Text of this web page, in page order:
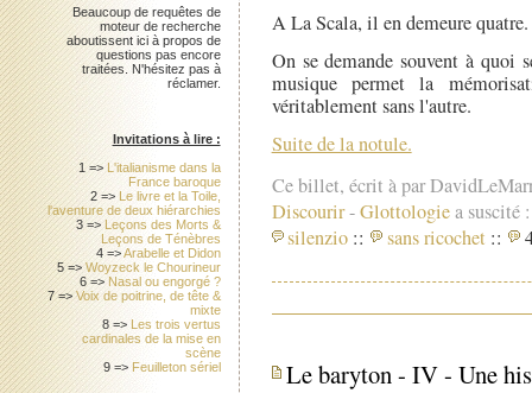
A La Scala, il en demeure quatre.
On se demande souvent à quoi
musique permet la
véritablement sans l'autre.
Suite de la notule.
Ce billet, écrit à par
Discourir-Glottologiea suscité :
silenzio :: sans ricochet ::
Le baryton - IV - Une
Beaucoup de requêtes de
moteur de recherche
aboutissent ici à propos de
questions pas encore
traitées. N'hésitez pas à
réclamer.
Invitations à lire :
1 => L'italianisme dans la
France baroque
2 => Le livre et la Toile,
l'aventure de deux hiérarchies
3 => Leçons des Morts &
Leçons de Ténèbres
4 =>Arabelle et Didon
5 =>Woyzeck le Chourineur
6 => Nasal ou engorgé ?
7 =>Voix de poitrine, de tête &
mixte
8 => Les trois vertus
cardinales de la mise en
scène
9 => Feuilleton sériel